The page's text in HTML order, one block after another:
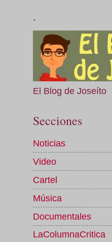
.
El Blog de Joseíto
Secciones
Noticias
Video
Cartel
Música
Documentales
LaColumnaCritica